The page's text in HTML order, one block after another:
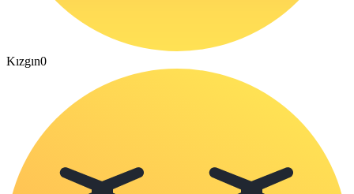
Kızgın0